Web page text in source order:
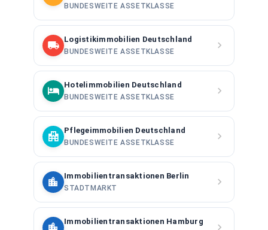
BUNDESWEITE ASSETKLASSE
Logistikimmobilien Deutschland
BUNDESWEITE ASSETKLASSE
Hotelimmobilien Deutschland
BUNDESWEITE ASSETKLASSE
Pflegeimmobilien Deutschland
BUNDESWEITE ASSETKLASSE
Immobilientransaktionen Berlin
STADTMARKT
Immobilientransaktionen Hamburg